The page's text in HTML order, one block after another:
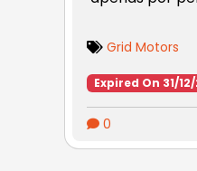
Grid Motors
Expired On 31/
0